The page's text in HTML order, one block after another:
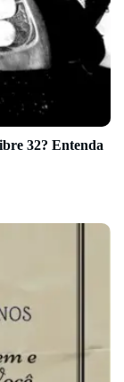
32? Entenda